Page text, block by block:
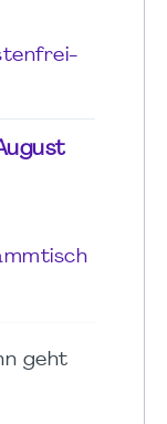
geht